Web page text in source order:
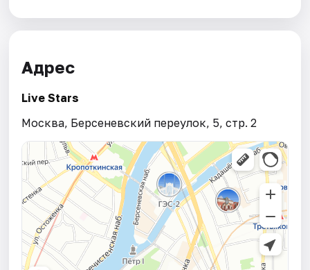
Адрес
Live Stars
Москва, Берсеневский переулок, 5, стр. 2